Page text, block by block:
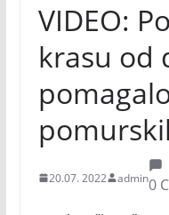
VIDEO:
krasu od
20.07. 2022 admin0